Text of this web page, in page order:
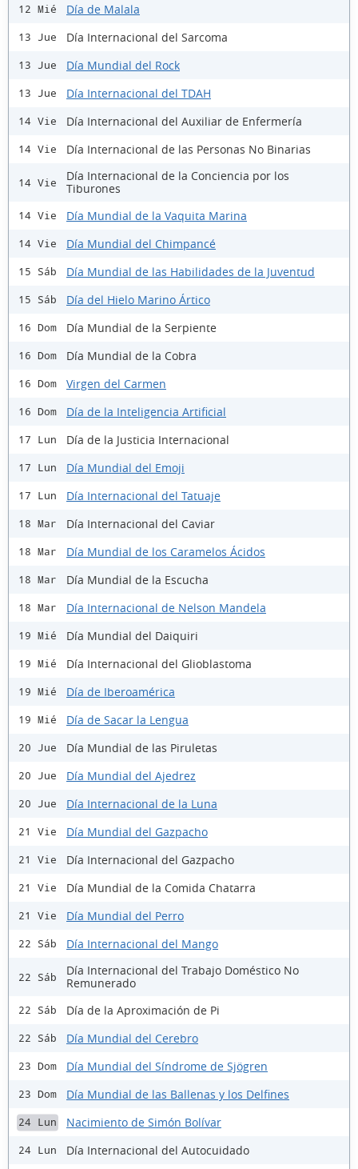
12 Mié Día de Malala
13 Jue Día Internacional del Sarcoma
13 Jue Día Mundial del Rock
13 Jue Día Internacional del TDAH
14 Vie Día Internacional del Auxiliar de Enfermería
14 Vie Día Internacional de las Personas No Binarias
14 Vie
Día Internacional de la Conciencia por los
Tiburones
14 Vie Día Mundial de la Vaquita Marina
14 Vie Día Mundial del Chimpancé
15 Sáb Día Mundial de las Habilidades de la Juventud
15 Sáb Día del Hielo Marino Ártico
16 Dom Día Mundial de la Serpiente
16 Dom Día Mundial de la Cobra
16 Dom Virgen del Carmen
16 Dom Día de la Inteligencia Artificial
17 Lun Día de la Justicia Internacional
17 Lun Día Mundial del Emoji
17 Lun Día Internacional del Tatuaje
18 Mar Día Internacional del Caviar
18 Mar Día Mundial de los Caramelos Ácidos
18 Mar Día Mundial de la Escucha
18 Mar Día Internacional de Nelson Mandela
19 Mié Día Mundial del Daiquiri
19 Mié Día Internacional del Glioblastoma
19 Mié Día de Iberoamérica
19 Mié Día de Sacar la Lengua
20 Jue Día Mundial de las Piruletas
20 Jue Día Mundial del Ajedrez
20 Jue Día Internacional de la Luna
21 Vie Día Mundial del Gazpacho
21 Vie Día Internacional del Gazpacho
21 Vie Día Mundial de la Comida Chatarra
21 Vie Día Mundial del Perro
22 Sáb Día Internacional del Mango
22 Sáb
Día Internacional del Trabajo Doméstico No
Remunerado
22 Sáb Día de la Aproximación de Pi
22 Sáb Día Mundial del Cerebro
23 Dom Día Mundial del Síndrome de Sjögren
23 Dom Día Mundial de las Ballenas y los Delfines
24 Lun Nacimiento de Simón Bolívar
24 Lun Día Internacional del Autocuidado